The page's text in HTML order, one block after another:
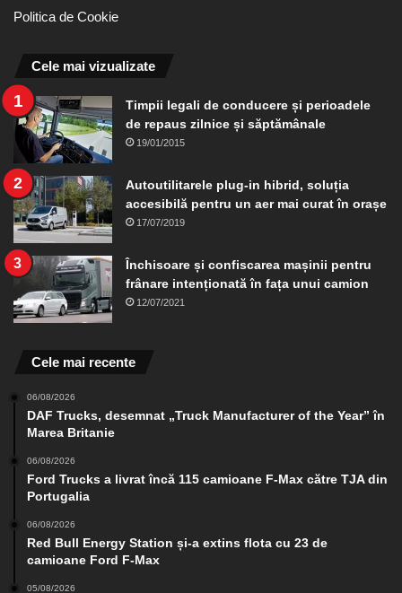
Politica de Cookie
Cele mai vizualizate
Timpii legali de conducere și perioadele
de repaus zilnice și săptămânale
19/01/2015
Autoutilitarele plug-in hibrid, soluția
accesibilă pentru un aer mai curat în orașe
17/07/2019
Închisoare și confiscarea mașinii pentru
frânare intenționată în fața unui camion
12/07/2021
Cele mai recente
06/08/2026
DAF Trucks, desemnat „Truck Manufacturer of the Year” în
Marea Britanie
06/08/2026
Ford Trucks a livrat încă 115 camioane F-Max către TJA din
Portugalia
06/08/2026
Red Bull Energy Station și-a extins flota cu 23 de
camioane Ford F-Max
05/08/2026